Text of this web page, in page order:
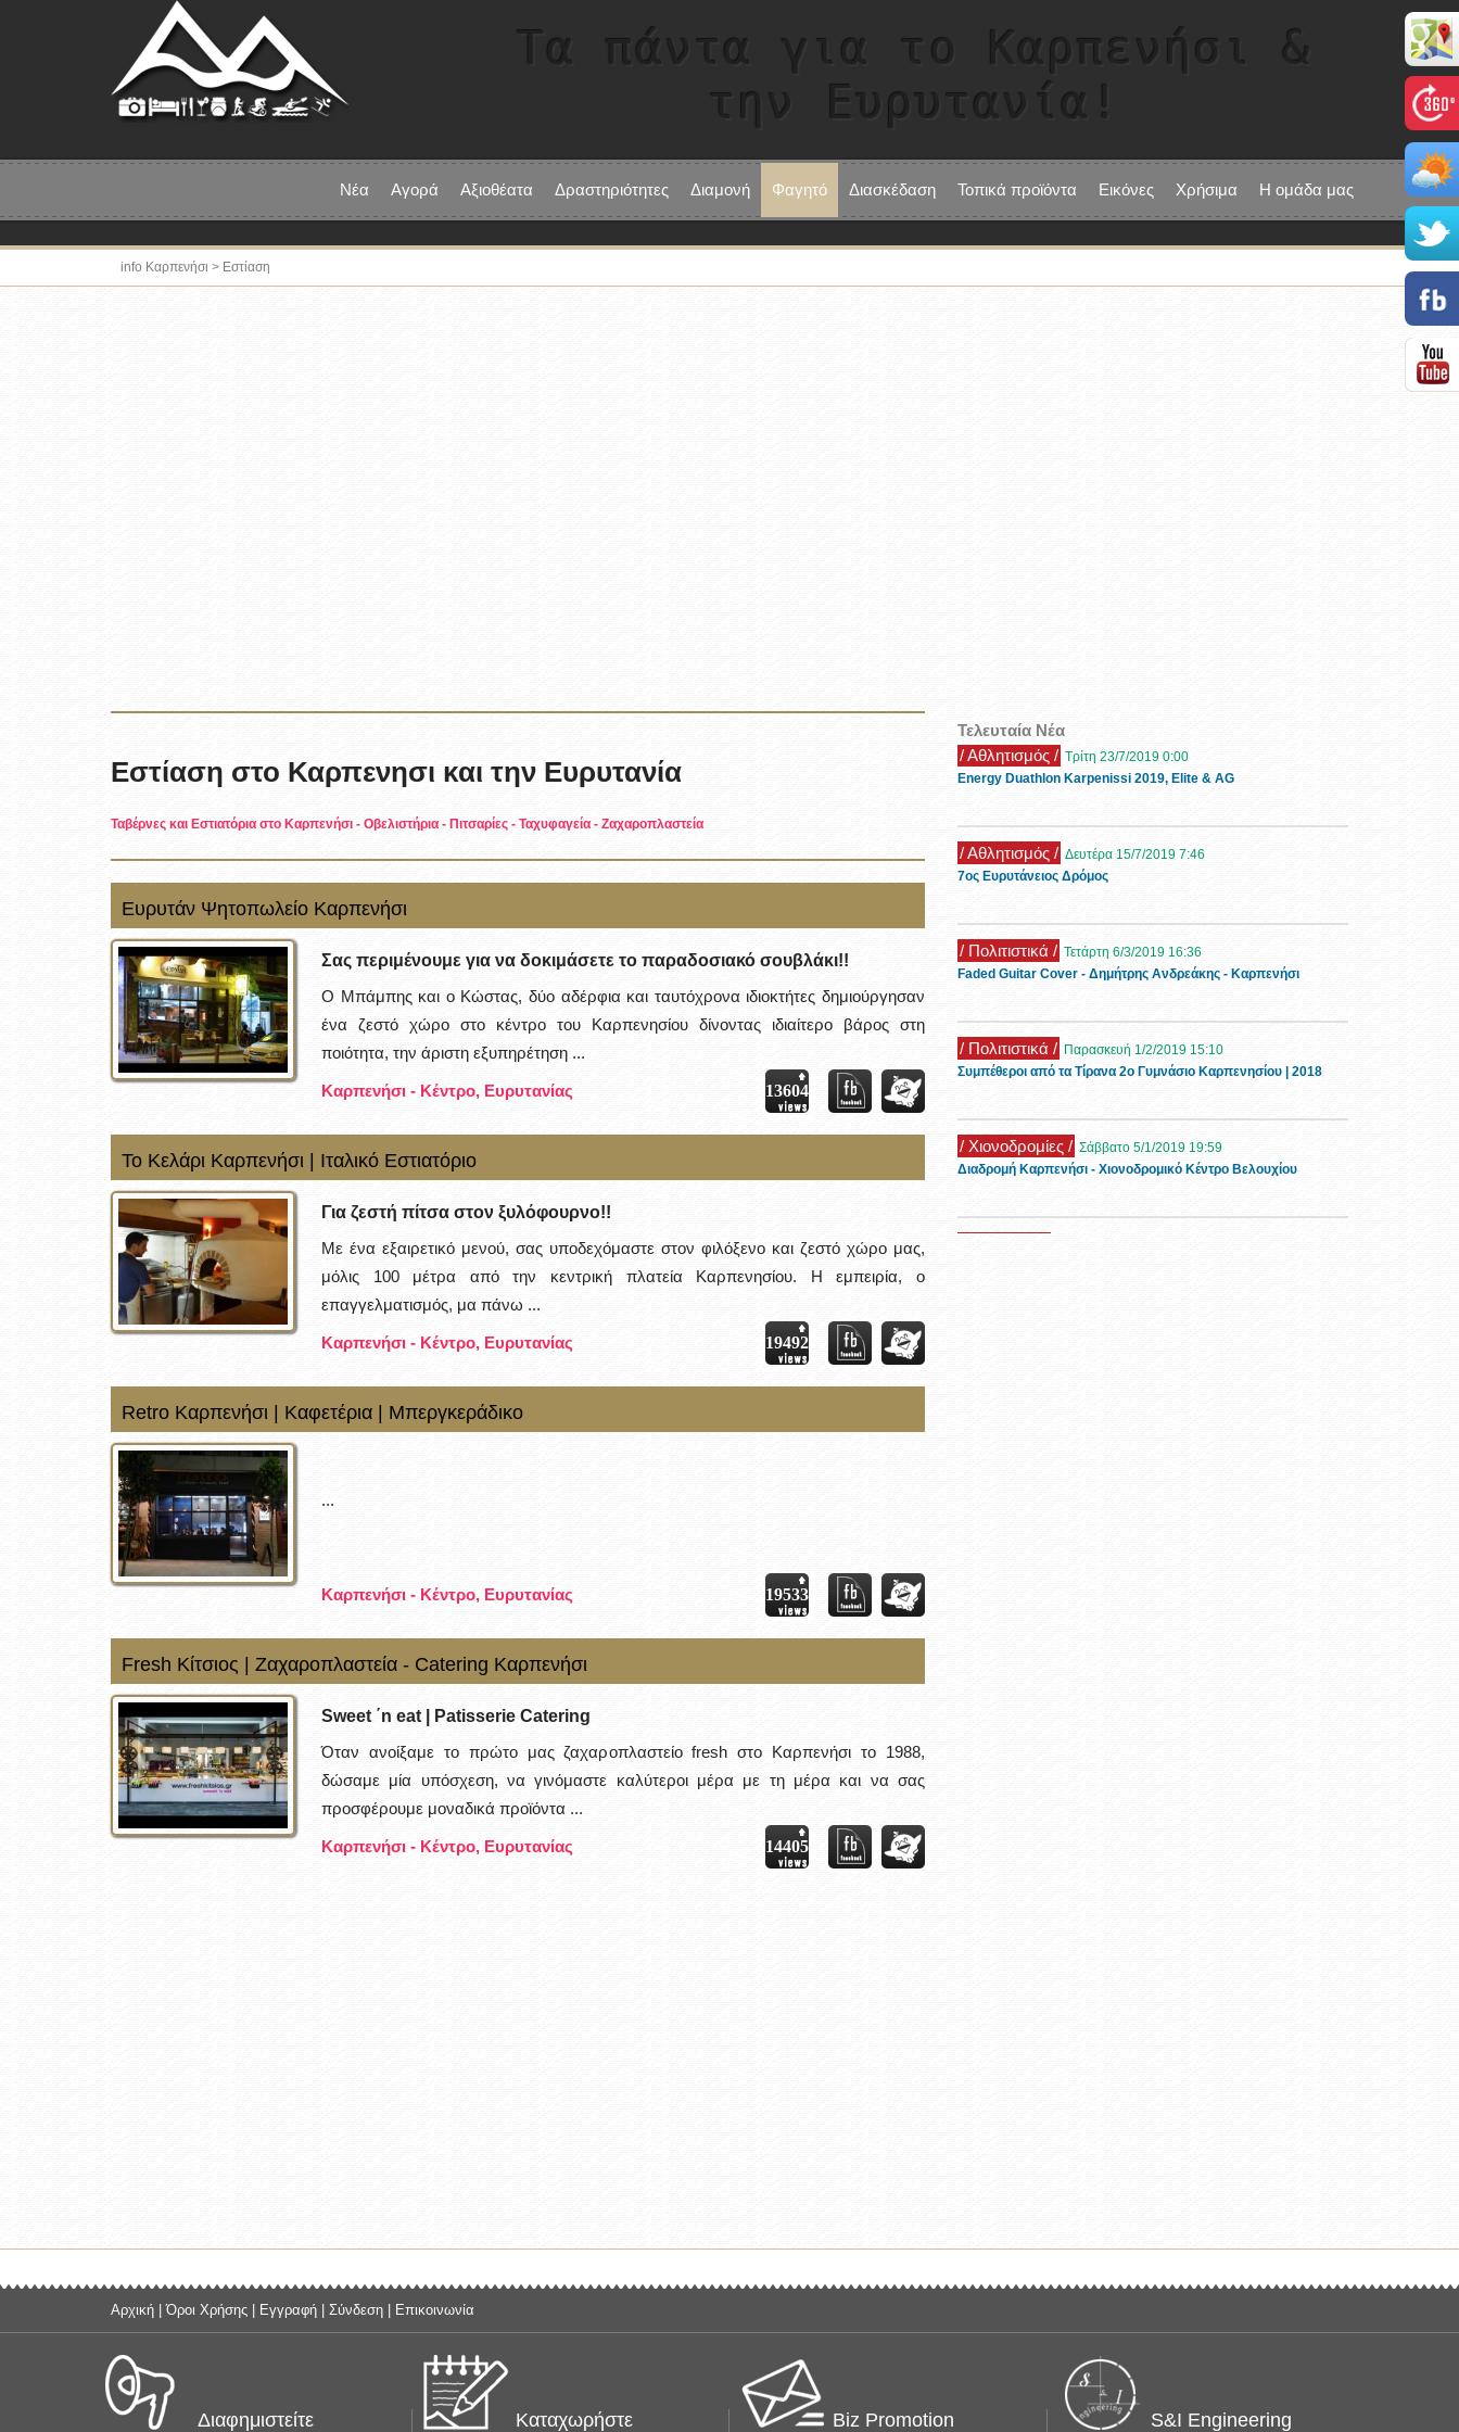
Τα πάντα για το Καρπενήσι &
την Ευρυτανία!
Νέα Αγορά Αξιοθέατα Δραστηριότητες Διαμονή Φαγητό Διασκέδαση Τοπικά προϊόντα Εικόνες Χρήσιμα Η ομάδα μας
info Καρπενήσι > Εστίαση
Εστίαση στο Καρπενησι και την Ευρυτανία
Ταβέρνες και Εστιατόρια στο Καρπενήσι - Οβελιστήρια- Πιτσαρίες - Ταχυφαγεία- Ζαχαροπλαστεία
Ευρυτάν Ψητοπωλείο Καρπενήσι
Σας περιμένουμε για να δοκιμάσετε το παραδοσιακό σουβλάκι!!
Ο Μπάμπης και ο Κώστας, δύο αδέρφια και ταυτόχρονα ιδιοκτήτες δημιούργησαν
ένα ζεστό χώρο στο κέντρο του Καρπενησίου δίνοντας ιδιαίτερο βάρος στη
ποιότητα, την άριστη εξυπηρέτηση ...
Καρπενήσι - Κέντρο, Ευρυτανίας 13604
Το Κελάρι Καρπενήσι | Ιταλικό Εστιατόριο
Για ζεστή πίτσα στον ξυλόφουρνο!!
Με ένα εξαιρετικό μενού, σας υποδεχόμαστε στον φιλόξενο και ζεστό χώρο μας,
μόλις 100 μέτρα από την κεντρική πλατεία Καρπενησίου. Η εμπειρία, ο
επαγγελματισμός, μα πάνω ...
Καρπενήσι - Κέντρο, Ευρυτανίας 19492
Retro Καρπενήσι | Καφετέρια | Μπεργκεράδικο
...
Καρπενήσι - Κέντρο, Ευρυτανίας 19533
Fresh Κίτσιος | Ζαχαροπλαστεία - Catering Καρπενήσι
Sweet ΄n eat | Patisserie Catering
Όταν ανοίξαμε το πρώτο μας ζαχαροπλαστείο fresh στο Καρπενήσι το 1988,
δώσαμε μία υπόσχεση, να γινόμαστε καλύτεροι μέρα με τη μέρα και να σας
προσφέρουμε μοναδικά προϊόντα ...
Καρπενήσι - Κέντρο, Ευρυτανίας 14405
Τελευταία Νέα
/ Αθλητισμός / Τρίτη 23/7/2019 0:00
Energy Duathlon Karpenissi 2019, Elite & AG
/ Αθλητισμός / Δευτέρα 15/7/2019 7:46
7ος Ευρυτάνειος Δρόμος
/ Πολιτιστικά / Τετάρτη 6/3/2019 16:36
Faded Guitar Cover - Δημήτρης Ανδρεάκης - Καρπενήσι
/ Πολιτιστικά / Παρασκευή 1/2/2019 15:10
Συμπέθεροι από τα Τίρανα 2ο Γυμνάσιο Καρπενησίου | 2018
/ Χιονοδρομίες / Σάββατο 5/1/2019 19:59
Διαδρομή Καρπενήσι - Χιονοδρομικό Κέντρο Βελουχίου
Αρχική |Όροι Χρήσης Εγγραφή Σύνδεση Επικοινωνία
Διαφημιστείτε Καταχωρήστε Biz Promotion S&I Engineering